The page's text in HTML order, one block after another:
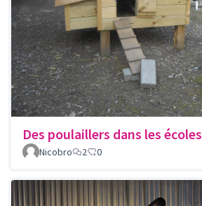
Des poulaillers dans les écoles
Nicobro
2 0